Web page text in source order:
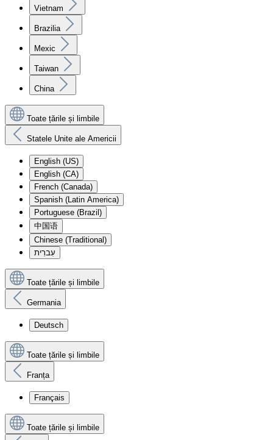
Vietnam
Brazilia
Mexic
Taiwan
China
Toate țările și limbile
Statele Unite ale Americii
English (US)
English (CA)
French (Canada)
Spanish (Latin America)
Portuguese (Brazil)
中国语
Chinese (Traditional)
עִברִית
Toate țările și limbile
Germania
Deutsch
Toate țările și limbile
Franța
Français
Toate țările și limbile